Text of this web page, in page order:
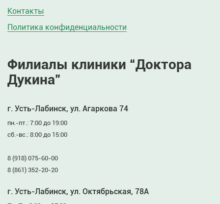
Контакты
Политика конфиденциальности
Филиалы клиники “Доктора
Дукина”
г. Усть-Лабинск, ул. Агаркова 74
пн.-пт.: 7:00 до 19:00
сб.-вс.: 8:00 до 15:00
8 (918) 075-60-00
8 (861) 352-20-20
г. Усть-Лабинск, ул. Октябрьская, 78А